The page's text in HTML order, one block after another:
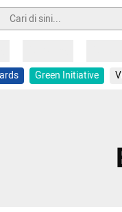
Green Initiative